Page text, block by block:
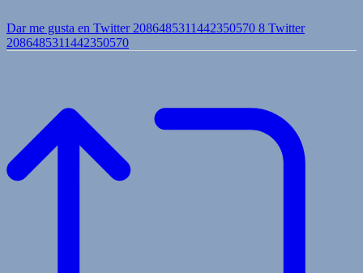
Dar me gusta en Twitter 2086485311442350570 8 Twitter
2086485311442350570